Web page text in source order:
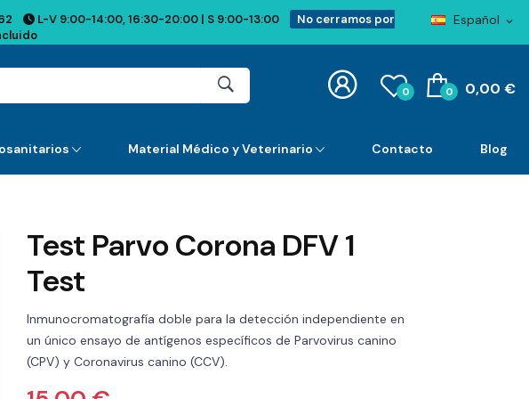
Español expand_more
L-V 9:00-14:00, 16:30-20:00 | S 9:00-13:00
No cerramos por
0 0 0,00 €
Material Médico y Veterinario Contacto Blog
Test Parvo Corona DFV 1
Test
Inmunocromatografía doble para la detección independiente en
un único ensayo de antígenos específicos de Parvovirus canino
(CPV) y Coronavirus canino (CCV).